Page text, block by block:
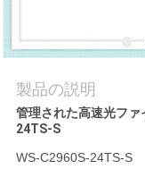
理
連
絡
製品の説明
管理された高速光フ
24TS-S
WS-C2960S-24TS-S